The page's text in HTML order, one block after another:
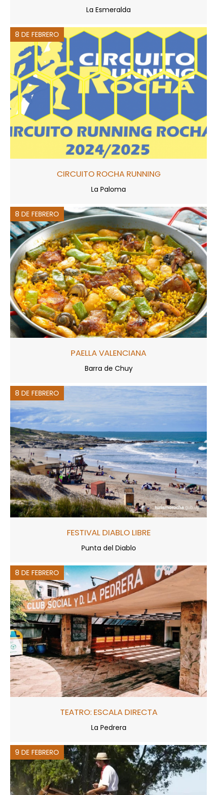
La Esmeralda
8 DE FEBRERO
CIRCUITO ROCHA RUNNING
La Paloma
8 DE FEBRERO
PAELLA VALENCIANA
Barra de Chuy
8 DE FEBRERO
FESTIVAL DIABLO LIBRE
Punta del Diablo
8 DE FEBRERO
TEATRO: ESCALA DIRECTA
La Pedrera
9 DE FEBRERO